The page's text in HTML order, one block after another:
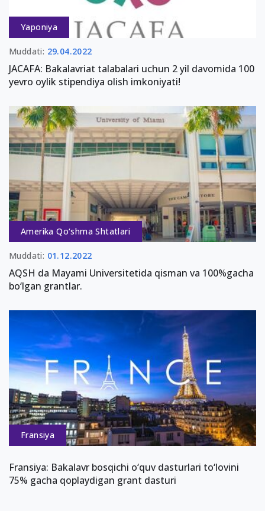
Yaponiya
Muddati: 29.04.2022
JACAFA: Bakalavriat talabalari uchun 2 yil davomida 100
yevro oylik stipendiya olish imkoniyati!
Amerika Qo‘shma Shtatlari
Muddati: 01.12.2022
AQSH da Mayami Universitetida qisman va 100%gacha
bo‘lgan grantlar.
Fransiya
Fransiya: Bakalavr bosqichi o‘quv dasturlari to‘lovini
75% gacha qoplaydigan grant dasturi